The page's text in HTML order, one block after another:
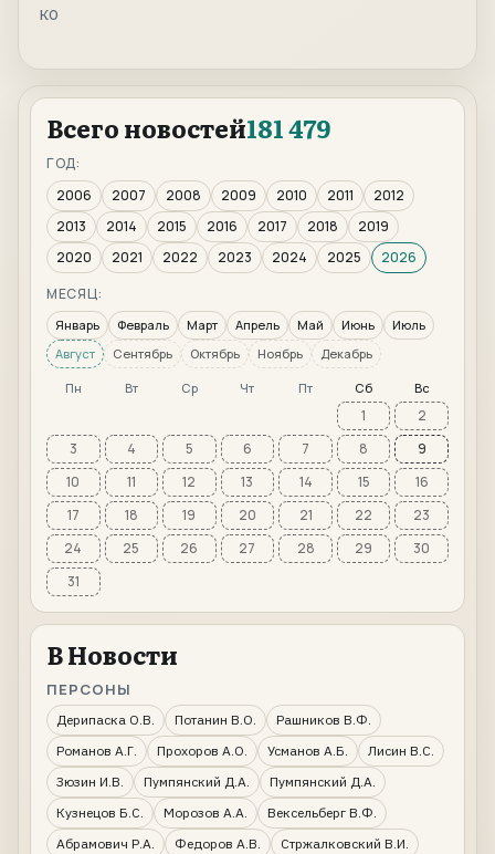
ко
Всего новостей181 479
ГОД:
2006
2007 2008 2009 2010 2011
2012
2013
2014 2015 2016 2017 2018
2019
2020
2021 2022 2023 2024 2025
2026
МЕСЯЦ:
Январь Февраль Март Апрель Май Июнь
Июль
Август
Сентябрь Октябрь Ноябрь Декабрь
Пн Вт Ср Чт Пт Сб Вс
1
2
3
4 5 6 7 8
9
10
11 12 13 14 15
16
17
18 19 20 21 22
23
24
25 26 27 28 29
30
31
В Новости
ПЕРСОНЫ
Дерипаска О.В. Потанин В.О.
Рашников В.Ф.
Романов А.Г.
Прохоров А.О. Усманов А.Б.
Лисин В.С.
Зюзин И.В.
Пумпянский Д.А.
Пумпянский Д.А.
Кузнецов Б.С.
Морозов А.А.
Вексельберг В.Ф.
Абрамович Р.А.
Федоров А.В. Стржалковский В.И.